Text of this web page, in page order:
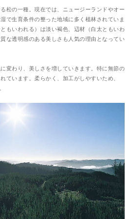
松の一種。現在では、ニュージーランドやオー
で生育条件の整った地域に多く植林されていま
もいわれる）は淡い褐色、辺材（白太ともいわ
な透明感のある美しさも人気の理由となってい
変わり、美しさを増していきます。特に無節の
ています。柔らかく、加工がしやすいため、